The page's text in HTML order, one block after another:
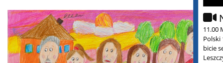
11.00
Polski
bicie